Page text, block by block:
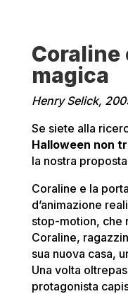
Coraline
magica
Henry Selick,
Se siete alla
Halloween non
la nostra
Coraline e la
d’animazione
stop-motion, che
Coraline,
sua nuova casa,
Una volta
protagonista